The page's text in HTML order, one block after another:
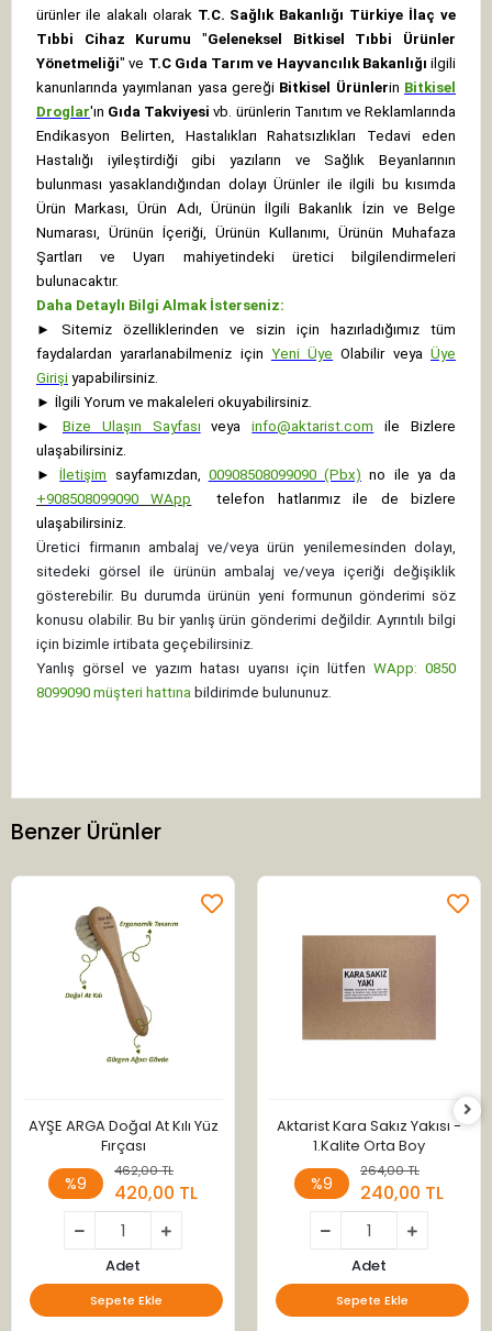
ürünler ile alakalı olarak T.C. Sağlık Bakanlığı Türkiye İlaç ve
Tıbbi Cihaz Kurumu "Geleneksel Bitkisel Tıbbi Ürünler
Yönetmeliği" ve T.C Gıda Tarım ve Hayvancılık Bakanlığı ilgili
kanunlarında yayımlanan yasa gereği Bitkisel Ürünlerin Bitkisel
Droglar'ın Gıda Takviyesi vb. ürünlerin Tanıtım ve Reklamlarında
Endikasyon Belirten, Hastalıkları Rahatsızlıkları Tedavi eden
Hastalığı iyileştirdiği gibi yazıların ve Sağlık Beyanlarının
bulunması yasaklandığından dolayı Ürünler ile ilgili bu kısımda
Ürün Markası, Ürün Adı, Ürünün İlgili Bakanlık İzin ve Belge
Numarası, Ürünün İçeriği, Ürünün Kullanımı, Ürünün Muhafaza
Şartları ve Uyarı mahiyetindeki üretici bilgilendirmeleri
bulunacaktır.
Daha Detaylı Bilgi Almak İsterseniz:
►
Sitemiz özelliklerinden ve sizin için hazırladığımız tüm
faydalardan yararlanabilmeniz için Yeni Üye Olabilir veyaÜye
Girişi yapabilirsiniz.
► İlgili Yorum ve makaleleri okuyabilirsiniz.
►
Bize Ulaşın Sayfası veya info@aktarist.com
ile Bizlere
ulaşabilirsiniz.
►
İletişim sayfamızdan, 00908508099090 (Pbx) no ile ya da
+908508099090 WApp
telefon hatlarımız ile de bizlere
ulaşabilirsiniz.
Üretici firmanın ambalaj ve/veya ürün yenilemesinden dolayı,
sitedeki görsel ile ürünün ambalaj ve/veya içeriği değişiklik
gösterebilir. Bu durumda ürünün yeni formunun gönderimi söz
konusu olabilir. Bu bir yanlış ürün gönderimi değildir. Ayrıntılı bilgi
için bizimle irtibata geçebilirsiniz.
Yanlış görsel ve yazım hatası uyarısı için lütfen WApp: 0850
8099090 müşteri hattına bildirimde bulununuz.
Benzer Ürünler
AYŞE ARGA Doğal At Kılı Yüz
Fırçası
%9
462,00 TL
420,00 TL
Adet
Sepete Ekle
Aktarist Kara Sakız Yakısı -
1.Kalite Orta Boy
%9
264,00 TL
240,00 TL
Adet
Sepete Ekle